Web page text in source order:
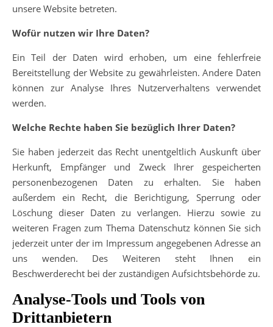
unsere Website betreten.
Wofür nutzen wir Ihre Daten?
Ein Teil der Daten wird erhoben, um eine fehlerfreie
Bereitstellung der Website zu gewährleisten. Andere Daten
können zur Analyse Ihres Nutzerverhaltens verwendet
werden.
Welche Rechte haben Sie bezüglich Ihrer Daten?
Sie haben jederzeit das Recht unentgeltlich Auskunft über
Herkunft, Empfänger und Zweck Ihrer gespeicherten
personenbezogenen Daten zu erhalten. Sie haben
außerdem ein Recht, die Berichtigung, Sperrung oder
Löschung dieser Daten zu verlangen. Hierzu sowie zu
weiteren Fragen zum Thema Datenschutz können Sie sich
jederzeit unter der im Impressum angegebenen Adresse an
uns wenden. Des Weiteren steht Ihnen ein
Beschwerderecht bei der zuständigen Aufsichtsbehörde zu.
Analyse-Tools und Tools von
Drittanbietern